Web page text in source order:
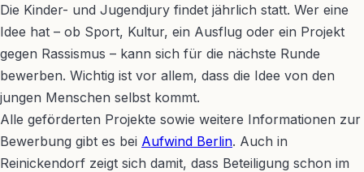
Die Kinder- und Jugendjury findet jährlich statt. Wer eine
Idee hat – ob Sport, Kultur, ein Ausflug oder ein Projekt
gegen Rassismus – kann sich für die nächste Runde
bewerben. Wichtig ist vor allem, dass die Idee von den
jungen Menschen selbst kommt.
Alle geförderten Projekte sowie weitere Informationen zur
Bewerbung gibt es bei Aufwind Berlin. Auch in
Reinickendorf zeigt sich damit, dass Beteiligung schon im